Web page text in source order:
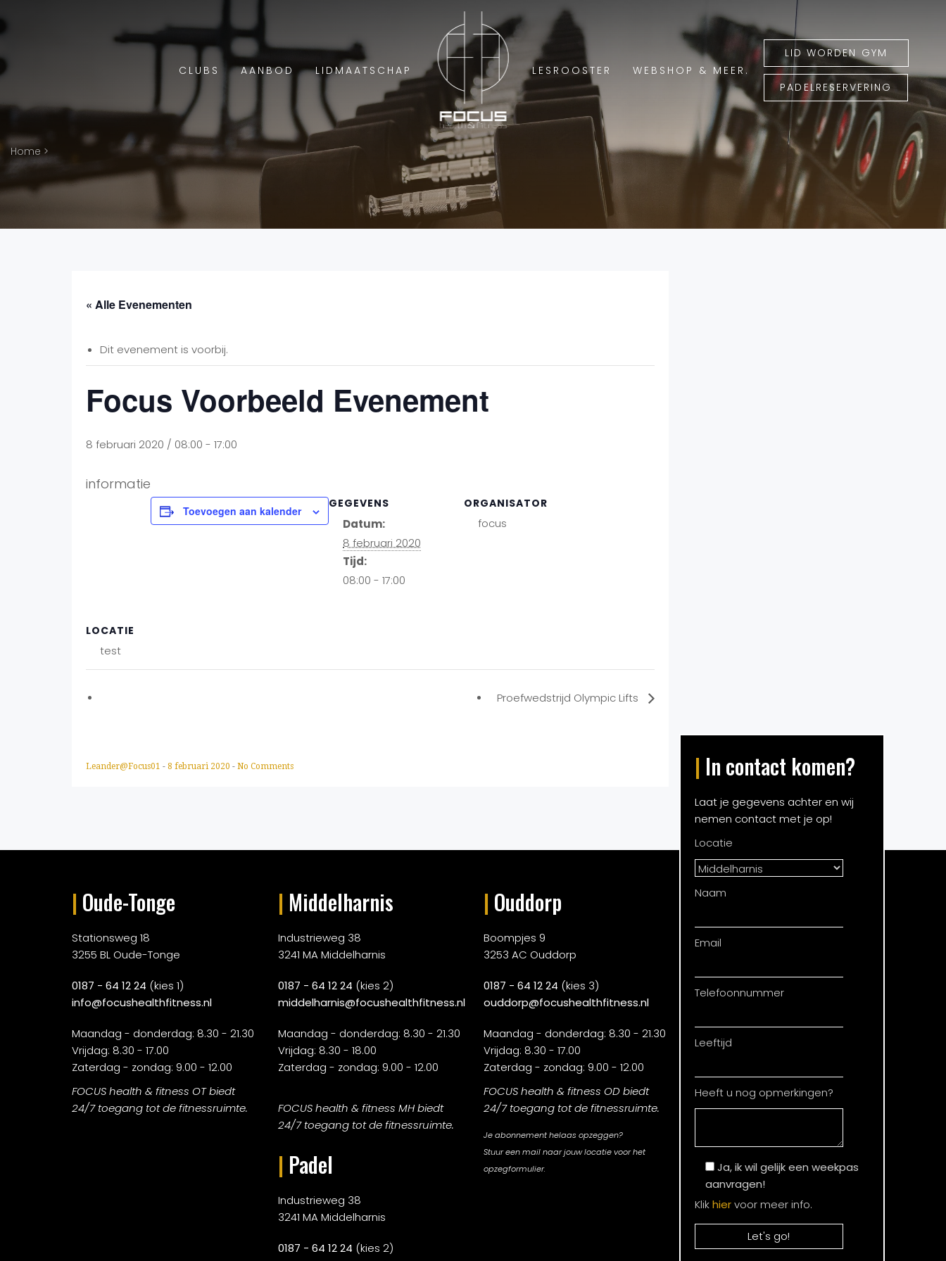
LID WORDEN GYM
PADELRESERVERING
CLUBS AANBOD LIDMAATSCHAP LESROOSTER WEBSHOP & MEER.
Home >
« Alle Evenementen
Dit evenement is voorbij.
Focus Voorbeeld Evenement
8 februari 2020 / 08:00 - 17:00
informatie
Toevoegen aan kalender
GEGEVENS
Datum:
8 februari 2020
Tijd:
08:00 - 17:00
ORGANISATOR
focus
LOCATIE
test
Proefwedstrijd Olympic Lifts
Leander@Focus01 - 8 februari 2020 - No Comments
| Oude-Tonge
Stationsweg 18
3255 BL Oude-Tonge
0187 - 64 12 24 (kies 1)
info@focushealthfitness.nl
Maandag - donderdag: 8.30 - 21.30
Vrijdag: 8.30 - 17.00
Zaterdag - zondag: 9.00 - 12.00
FOCUS health & fitness OT biedt
24/7 toegang tot de fitnessruimte.
| Middelharnis
Industrieweg 38
3241 MA Middelharnis
0187 - 64 12 24 (kies 2)
middelharnis@focushealthfitness.nl
Maandag - donderdag: 8.30 - 21.30
Vrijdag: 8.30 - 18.00
Zaterdag - zondag: 9.00 - 12.00
FOCUS health & fitness MH biedt
24/7 toegang tot de fitnessruimte.
| Padel
Industrieweg 38
3241 MA Middelharnis
0187 - 64 12 24 (kies 2)
| Ouddorp
Boompjes 9
3253 AC Ouddorp
0187 - 64 12 24 (kies 3)
ouddorp@focushealthfitness.nl
Maandag - donderdag: 8.30 - 21.30
Vrijdag: 8.30 - 17.00
Zaterdag - zondag: 9.00 - 12.00
FOCUS health & fitness OD biedt
24/7 toegang tot de fitnessruimte.
Je abonnement helaas opzeggen?
Stuur een mail naar jouw locatie voor het
opzegformulier.
| In contact komen?
Laat je gegevens achter en wij
nemen contact met je op!
Locatie
Naam
Email
Telefoonnummer
Leeftijd
Heeft u nog opmerkingen?
Ja, ik wil gelijk een weekpas
aanvragen!
Klikhiervoor meer info.